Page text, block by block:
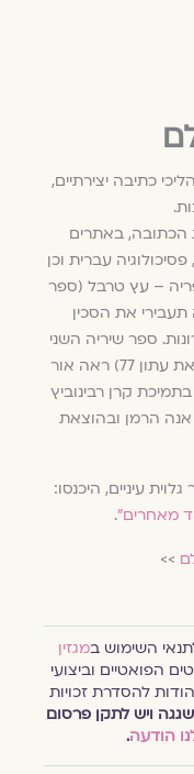
כתיבה יצירתיים,
הכתובה, באתרים
ביחד, פסיכולוגיה עברית וכן
– עץ טרבל (ספר
את הסכין
ספר שיריה השני
'את לא לבד' בעריכת אנה הרמן (הוצאת עתון 77) ראה אור
בתמיכת קרן רבינוביץ
בעריכת אנה הרמן ובהוצאת
עיניים, היכנסו:
מאחרים״.
>>
השימוש ב מגזין
וביצועי
להסדרת זכויות
ויש לתקן פרסום
הודעה.